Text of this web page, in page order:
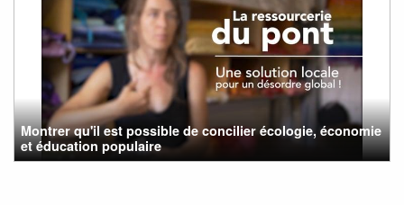
Montrer qu'il est possible de concilier écologie, économie
et éducation populaire